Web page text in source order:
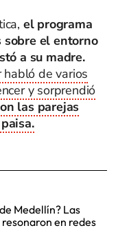
el programa
sobre el entorno
a su madre.
habló de varios
y sorprendió
las parejas
Medellín? Las
en redes